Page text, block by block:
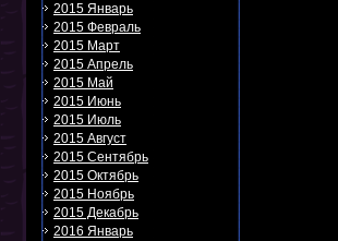
2015 Январь
2015 Февраль
2015 Март
2015 Апрель
2015 Май
2015 Июнь
2015 Июль
2015 Август
2015 Сентябрь
2015 Октябрь
2015 Ноябрь
2015 Декабрь
2016 Январь